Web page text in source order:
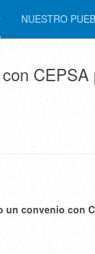
NUESTRO
CEPSA
convenio con